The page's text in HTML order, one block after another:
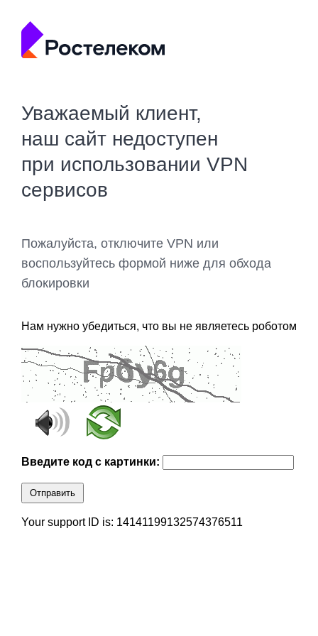
Уважаемый клиент,
наш сайт недоступен
при использовании VPN
сервисов
Пожалуйста, отключите VPN или
воспользуйтесь формой ниже для обхода
блокировки
Нам нужно убедиться, что вы не являетесь роботом
Введите код с картинки:
Отправить
Your support ID is: 14141199132574376511